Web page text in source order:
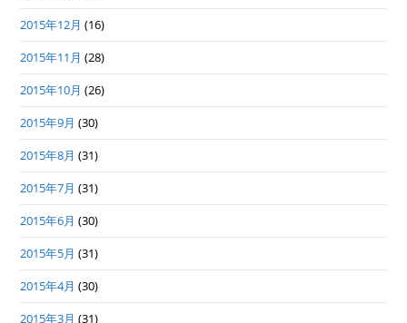
2015年12月 (16)
2015年11月 (28)
2015年10月 (26)
2015年9月 (30)
2015年8月 (31)
2015年7月 (31)
2015年6月 (30)
2015年5月 (31)
2015年4月 (30)
2015年3月 (31)